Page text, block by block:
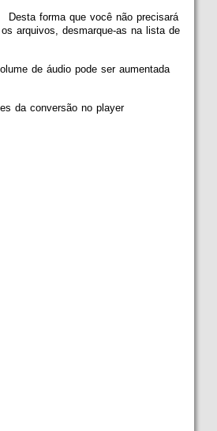
forma que você não precisará
arquivos, desmarque-as na lista de
de áudio pode ser aumentada
da conversão no player